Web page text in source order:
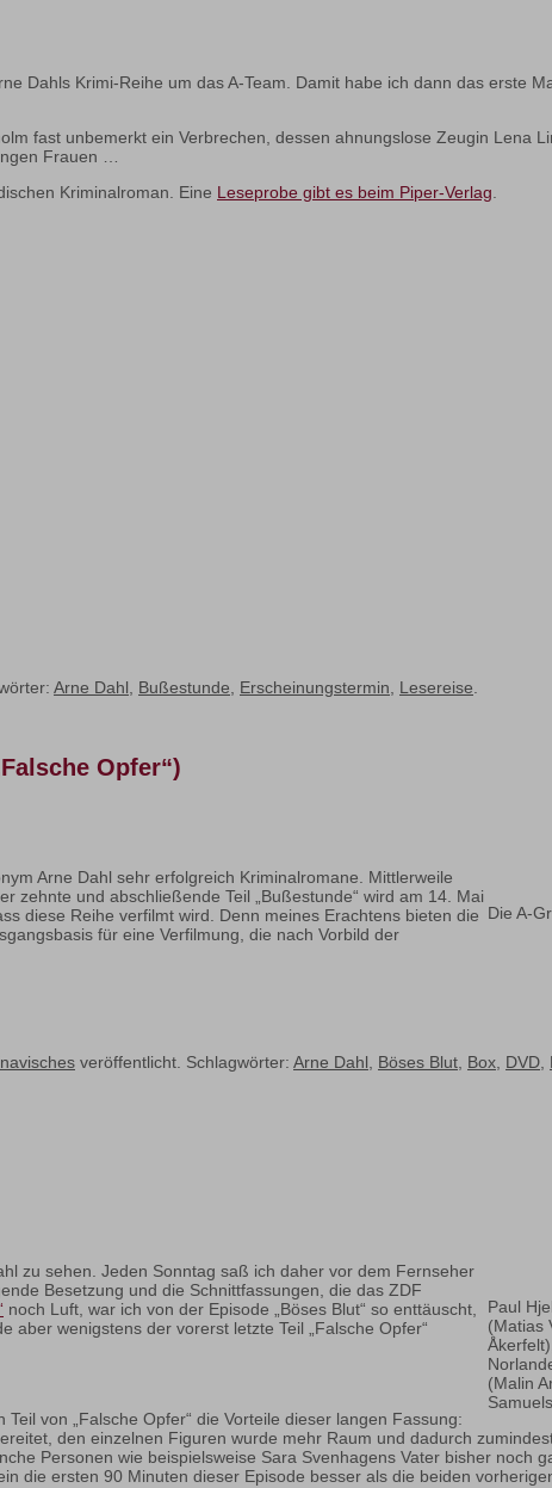
Dahls Krimi-Reihe um das A-Team. Damit habe ich dann das erste
fast unbemerkt ein Verbrechen, dessen ahnungslose Zeugin Lena
Frauen …
Kriminalroman. Eine Leseprobe gibt es beim Piper-Verlag.
Arne Dahl, Bußestunde, Erscheinungstermin, Lesereise.
Opfer“)
Die A-
Arne Dahl sehr erfolgreich Kriminalromane. Mittlerweile
zehnte und abschließende Teil „Bußestunde“ wird am 14. Mai
diese Reihe verfilmt wird. Denn meines Erachtens bieten die
für eine Verfilmung, die nach Vorbild der
veröffentlicht. Schlagwörter: Arne Dahl, Böses Blut, Box, DVD,
Paul
(Matias
(Malin
zu sehen. Jeden Sonntag saß ich daher vor dem Fernseher
Besetzung und die Schnittfassungen, die das ZDF
noch Luft, war ich von der Episode „Böses Blut“ so enttäuscht,
wenigstens der vorerst letzte Teil „Falsche Opfer“
von „Falsche Opfer“ die Vorteile dieser langen Fassung:
den einzelnen Figuren wurde mehr Raum und dadurch
Personen wie beispielsweise Sara Svenhagens Vater bisher noch
die ersten 90 Minuten dieser Episode besser als die beiden